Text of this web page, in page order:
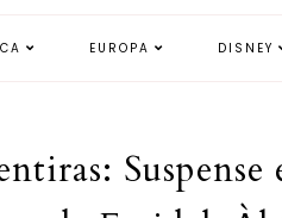
EUROPA DISNEY